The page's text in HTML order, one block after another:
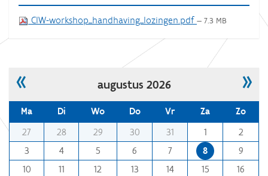
CIW-workshop_handhaving_lozingen.pdf — 7.3 MB
« augustus 2026 »
o
n
Ma Di Wo Do Vr Za
Zo
27
28 29 30 31 1
2
3
4 5 6 7 8
9
10
11 12 13 14 15
16